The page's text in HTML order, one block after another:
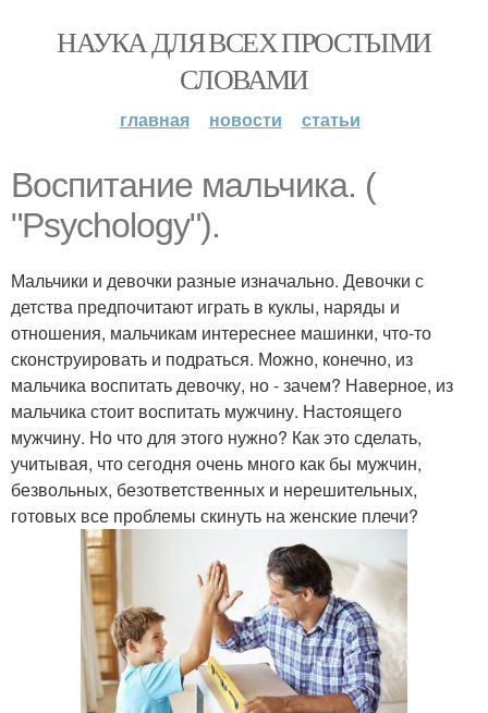
НАУКА ДЛЯ ВСЕХ ПРОСТЫМИ
СЛОВАМИ
главная новости статьи
Воспитание мальчика. (
"Psychology").
Мальчики и девочки разные изначально. Девочки с
детства предпочитают играть в куклы, наряды и
отношения, мальчикам интереснее машинки, что-то
сконструировать и подраться. Можно, конечно, из
мальчика воспитать девочку, но - зачем? Наверное, из
мальчика стоит воспитать мужчину. Настоящего
мужчину. Но что для этого нужно? Как это сделать,
учитывая, что сегодня очень много как бы мужчин,
безвольных, безответственных и нерешительных,
готовых все проблемы скинуть на женские плечи?